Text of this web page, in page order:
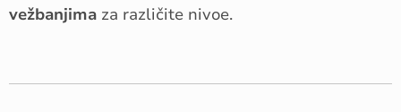
vežbanjima za različite nivoe.